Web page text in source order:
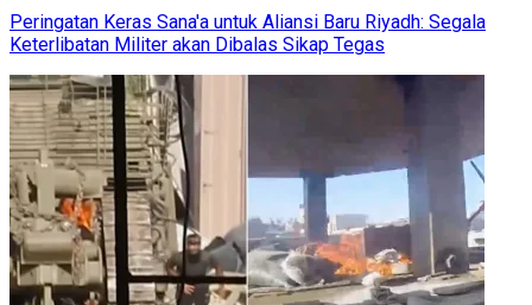
Peringatan Keras Sana'a untuk Aliansi Baru Riyadh: Segala
Keterlibatan Militer akan Dibalas Sikap Tegas